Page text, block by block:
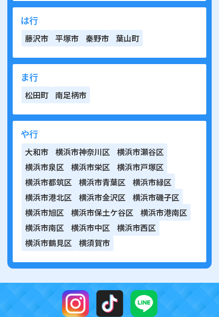
は行
藤沢市 平塚市 秦野市 葉山町
ま行
松田町 南足柄市
や行
大和市 横浜市神奈川区 横浜市瀬谷区
横浜市泉区 横浜市栄区 横浜市戸塚区
横浜市都筑区 横浜市青葉区 横浜市緑区
横浜市港北区 横浜市金沢区 横浜市磯子区
横浜市旭区 横浜市保土ケ谷区 横浜市港南区
横浜市南区 横浜市中区 横浜市西区
横浜市鶴見区 横須賀市